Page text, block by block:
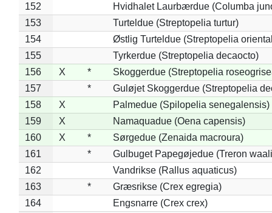
152
Hvidhalet Laurbærdue (Columba
153
Turteldue (Streptopelia turtur)
154
Østlig Turteldue (Streptopelia
155
Tyrkerdue (Streptopelia decaocto)
156
X *
Skoggerdue (Streptopelia
157
*
Guløjet Skoggerdue (Streptopelia
158
X
Palmedue (Spilopelia senegalensis)
159
X
Namaquadue (Oena capensis)
160
X *
Sørgedue (Zenaida macroura)
161
*
Gulbuget Papegøjedue (Treron
162
Vandrikse (Rallus aquaticus)
163
*
Græsrikse (Crex egregia)
164
Engsnarre (Crex crex)